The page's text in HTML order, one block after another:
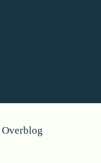
Overblog